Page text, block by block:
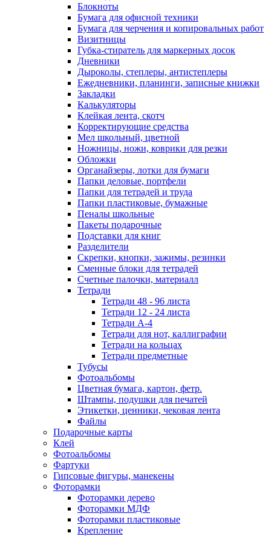
Блокноты
Бумага для офисной техники
Бумага для черчения и копировальных работ
Визитницы
Губка-стиратель для маркерных досок
Дневники
Дыроколы, степлеры, антистеплеры
Ежедневники, планинги, записные книжки
Закладки
Калькуляторы
Клейкая лента, скотч
Корректирующие средства
Мел школьный, цветной
Ножницы, ножи, коврики для резки
Обложки
Органайзеры, лотки для бумаги
Папки деловые, портфели
Папки для тетрадей и труда
Папки пластиковые, бумажные
Пеналы школьные
Пакеты подарочные
Подставки для книг
Разделители
Скрепки, кнопки, зажимы, резинки
Сменные блоки для тетрадей
Счетные палочки, материалл
Тетради
Тетради 48 - 96 листа
Тетради 12 - 24 листа
Тетради А-4
Тетради для нот, каллиграфии
Тетради на кольцах
Тетради предметные
Тубусы
Фотоальбомы
Цветная бумага, картон, фетр.
Штампы, подушки для печатей
Этикетки, ценники, чековая лента
Файлы
Подарочные карты
Клей
Фотоальбомы
Фартуки
Гипсовые фигуры, манекены
Фоторамки
Фоторамки дерево
Фоторамки МДФ
Фоторамки пластиковые
Крепление